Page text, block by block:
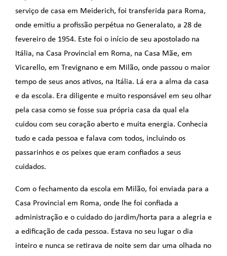
serviço de casa em Meiderich, foi transferida para Roma,
onde emitiu a profissão perpétua no Generalato, a 28 de
fevereiro de 1954. Este foi o início de seu apostolado na
Itália, na Casa Provincial em Roma, na Casa Mãe, em
Vicarello, em Trevignano e em Milão, onde passou o maior
tempo de seus anos ativos, na Itália. Lá era a alma da casa
e da escola. Era diligente e muito responsável em seu olhar
pela casa como se fosse sua própria casa da qual ela
cuidou com seu coração aberto e muita energia. Conhecia
tudo e cada pessoa e falava com todos, incluindo os
passarinhos e os peixes que eram confiados a seus
cuidados.
Com o fechamento da escola em Milão, foi enviada para a
Casa Provincial em Roma, onde lhe foi confiada a
administração e o cuidado do jardim/horta para a alegria e
a edificação de cada pessoa. Estava no seu lugar o dia
inteiro e nunca se retirava de noite sem dar uma olhada no